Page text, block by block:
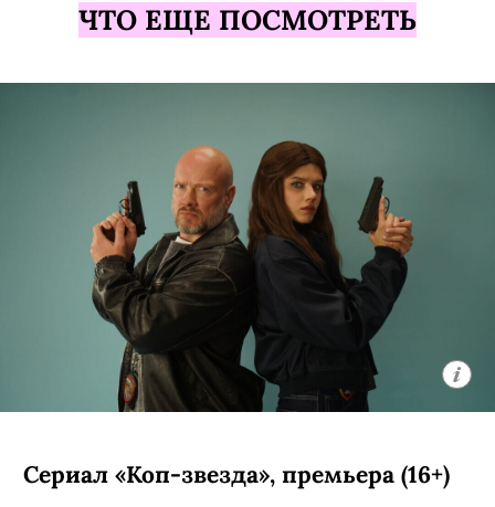
ЧТО ЕЩЕ ПОСМОТРЕТЬ
Сериал «Коп-звезда», премьера (16+)